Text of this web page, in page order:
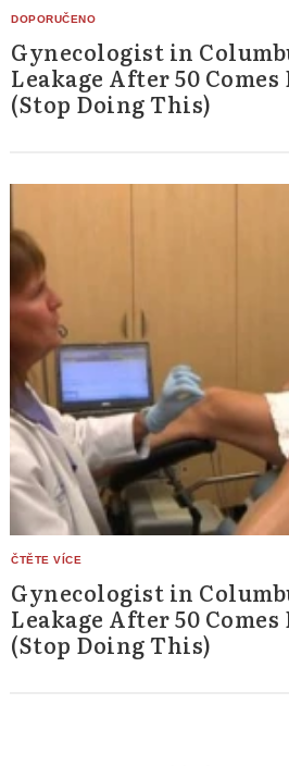
Gynecologist in
Leakage After 50
(Stop Doing This)
Gynecologist in
Leakage After 50
(Stop Doing This)